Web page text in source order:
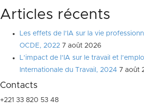
Articles récents
Les effets de l’IA sur la vie
OCDE, 2022 7 août 2026
L’impact de l’IA sur le travail et
Internationale du Travail, 2024 7 août
Contacts
+221 33 820 53 48